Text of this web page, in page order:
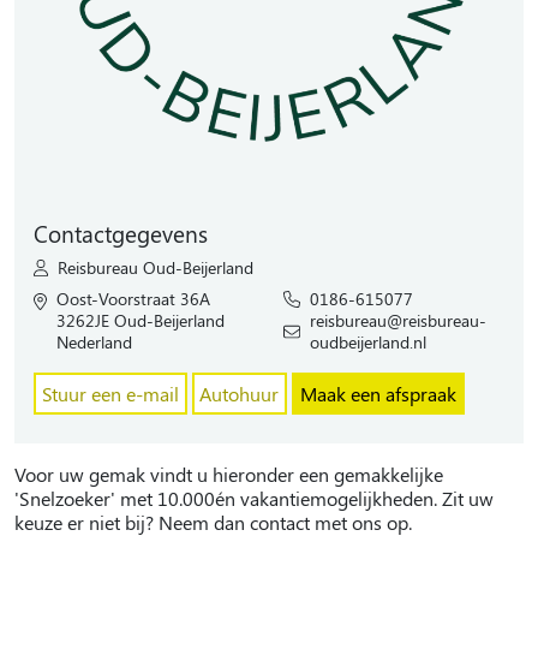
Contactgegevens
Reisbureau Oud-Beijerland
Oost-Voorstraat 36A
3262JE Oud-Beijerland
Nederland
0186-615077
reisbureau@reisbureau-
oudbeijerland.nl
Stuur een e-mail Autohuur Maak een afspraak
Voor uw gemak vindt u hieronder een gemakkelijke
'Snelzoeker' met 10.000én vakantiemogelijkheden. Zit uw
keuze er niet bij? Neem dan contact met ons op.